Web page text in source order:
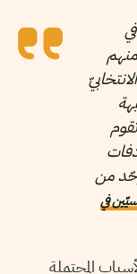
من
في
المحتملة